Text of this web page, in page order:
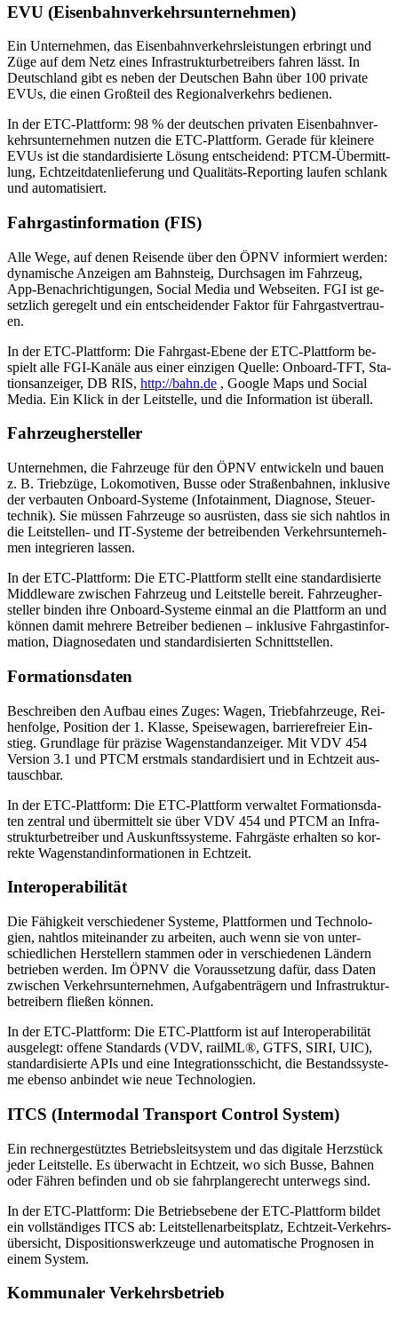
EVU (Ei­sen­bahn­ver­kehrs­un­ter­neh­men)
Ein Un­ter­neh­men, das Ei­sen­bahn­ver­kehrs­leis­tun­gen er­bringt und
Züge auf dem Netz ei­nes In­fra­struk­tur­be­trei­bers fah­ren lässt. In
Deutsch­land gibt es ne­ben der Deut­schen Bahn über 100 pri­va­te
EVUs, die ei­nen Groß­teil des Re­gio­nal­ver­kehrs be­die­nen.
In der ETC-Platt­form: 98 % der deut­schen pri­va­ten Ei­sen­bahn­ver­
kehrs­un­ter­neh­men nut­zen die ETC-Platt­form. Ge­ra­de für klei­ne­re
EVUs ist die stan­dar­di­sier­te Lö­sung ent­schei­dend: PTCM-Über­mitt­
lung, Echt­zeit­da­ten­lie­fe­rung und Qua­li­täts-Re­port­ing lau­fen schlank
und au­to­ma­ti­siert.
Fahr­gast­in­for­ma­ti­on (FIS)
Alle Wege, auf de­nen Rei­sen­de über den ÖPNV in­for­miert wer­den:
dy­na­mi­sche An­zei­gen am Bahn­steig, Durch­sa­gen im Fahr­zeug,
App-Be­nach­rich­ti­gun­gen, So­cial Me­dia und Web­sei­ten. FGI ist ge­
setz­lich ge­re­gelt und ein ent­schei­den­der Fak­tor für Fahr­gast­ver­trau­
en.
In der ETC-Platt­form: Die Fahr­gast-Ebe­ne der ETC-Platt­form be­
spielt alle FGI-Ka­nä­le aus ei­ner ein­zi­gen Quel­le: On­board-TFT, Sta­
ti­ons­an­zei­ger, DB RIS, http://bahn.de , Goog­le Maps und So­cial
Me­dia. Ein Klick in der Leit­stel­le, und die In­for­ma­ti­on ist über­all.
Fahr­zeug­her­stel­ler
Un­ter­neh­men, die Fahr­zeu­ge für den ÖPNV ent­wi­ckeln und bau­en
z. B. Trieb­zü­ge, Lo­ko­mo­ti­ven, Bus­se oder Stra­ßen­bah­nen, in­klu­si­ve
der ver­bau­ten On­boar­d‑­Sys­te­me (In­fo­tain­ment, Dia­gno­se, Steu­er­
tech­nik). Sie müs­sen Fahr­zeu­ge so aus­rüs­ten, dass sie sich naht­los in
die Leit­stel­len- und IT‑­Sys­te­me der be­trei­ben­den Ver­kehrs­un­ter­neh­
men in­te­grie­ren las­sen.
In der ETC-Platt­form: Die ETC-Platt­form stellt eine stan­dar­di­sier­te
Midd­le­wa­re zwi­schen Fahr­zeug und Leit­stel­le be­reit. Fahr­zeug­her­
stel­ler bin­den ihre On­boar­d‑­Sys­te­me ein­mal an die Platt­form an und
kön­nen da­mit meh­re­re Be­trei­ber be­die­nen – in­klu­si­ve Fahr­gast­in­for­
ma­ti­on, Dia­gno­se­da­ten und stan­dar­di­sier­ten Schnitt­stel­len.
For­ma­ti­ons­da­ten
Be­schrei­ben den Auf­bau ei­nes Zu­ges: Wa­gen, Trieb­fahr­zeu­ge, Rei­
hen­fol­ge, Po­si­ti­on der 1. Klas­se, Spei­se­wa­gen, bar­rie­re­frei­er Ein­
stieg. Grund­la­ge für prä­zi­se Wa­gen­stand­an­zei­ger. Mit VDV 454
Ver­si­on 3.1 und PTCM erst­mals stan­dar­di­siert und in Echt­zeit aus­
tausch­bar.
In der ETC-Platt­form: Die ETC-Platt­form ver­wal­tet For­ma­ti­ons­da­
ten zen­tral und über­mit­telt sie über VDV 454 und PTCM an In­fra­
struk­tur­be­trei­ber und Aus­kunfts­sys­te­me. Fahr­gäs­te er­hal­ten so kor­
rek­te Wa­gen­stand­in­for­ma­tio­nen in Echt­zeit.
In­ter­ope­ra­bi­li­tät
Die Fä­hig­keit ver­schie­de­ner Sys­te­me, Platt­for­men und Tech­no­lo­
gien, naht­los mit­ein­an­der zu ar­bei­ten, auch wenn sie von un­ter­
schied­li­chen Her­stel­lern stam­men oder in ver­schie­de­nen Län­dern
be­trie­ben wer­den. Im ÖPNV die Vor­aus­set­zung da­für, dass Da­ten
zwi­schen Ver­kehrs­un­ter­neh­men, Auf­ga­ben­trä­gern und In­fra­struk­tur­
be­trei­bern flie­ßen kön­nen.
In der ETC-Platt­form: Die ETC-Platt­form ist auf In­ter­ope­ra­bi­li­tät
aus­ge­legt: of­fe­ne Stan­dards (VDV, railM­L®, GTFS, SIRI, UIC),
stan­dar­di­sier­te APIs und eine In­te­gra­ti­ons­schicht, die Be­stands­sys­te­
me eben­so an­bin­det wie neue Tech­no­lo­gien.
ITCS (In­ter­mo­dal Trans­port Con­trol Sys­tem)
Ein rech­ner­ge­stütz­tes Be­triebs­leit­sys­tem und das di­gi­ta­le Herz­stück
je­der Leit­stel­le. Es über­wacht in Echt­zeit, wo sich Bus­se, Bah­nen
oder Fäh­ren be­fin­den und ob sie fahr­plan­ge­recht un­ter­wegs sind.
In der ETC-Platt­form: Die Be­triebs­ebe­ne der ETC-Platt­form bil­det
ein voll­stän­di­ges ITCS ab: Leit­stel­len­ar­beits­platz, Echt­zeit-Ver­kehrs­
über­sicht, Dis­po­si­ti­ons­werk­zeu­ge und au­to­ma­ti­sche Pro­gno­sen in
ei­nem Sys­tem.
Kom­mu­na­ler Ver­kehrs­be­trieb